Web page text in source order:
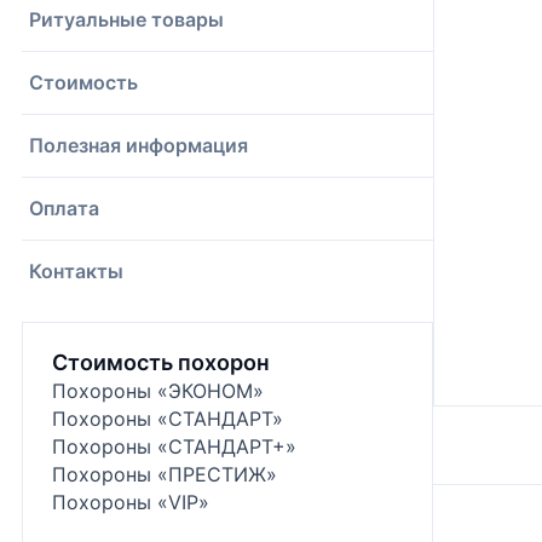
Ритуальные товары
Стоимость
Полезная информация
Оплата
Контакты
Стоимость похорон
Похороны «ЭКОНОМ»
Похороны «СТАНДАРТ»
Похороны «СТАНДАРТ+»
Похороны «ПРЕСТИЖ»
Похороны «VIP»